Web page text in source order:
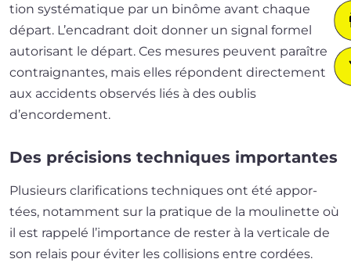
tion sys­té­ma­tique par un binôme avant chaque
départ. L’encadrant doit don­ner un signal for­mel
auto­ri­sant le départ. Ces mesures peuvent paraître
contrai­gnantes, mais elles répondent direc­te­ment
aux acci­dents obser­vés liés à des oublis
d’encordement.
Des précisions techniques importantes
Plusieurs cla­ri­fi­ca­tions tech­niques ont été appor­
tées, notam­ment sur la pra­tique de la mou­li­nette où
il est rap­pe­lé l’im­por­tance de res­ter à la ver­ti­cale de
son relais pour évi­ter les col­li­sions entre cordées.